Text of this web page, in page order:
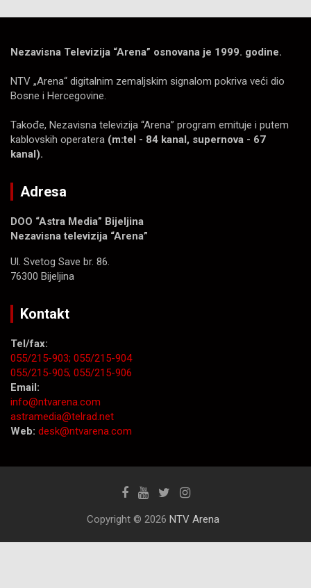
Nezavisna Televizija “Arena” osnovana je 1999. godine.
NTV „Arena“ digitalnim zemaljskim signalom pokriva veći dio
Bosne i Hercegovine.
Takođe, Nezavisna televizija “Arena” program emituje i putem
kablovskih operatera (m:tel - 84 kanal, supernova - 67
kanal).
Adresa
DOO “Astra Media” Bijeljina
Nezavisna televizija “Arena”
Ul. Svetog Save br. 86.
76300 Bijeljina
Kontakt
Tel/fax:
055/215-903; 055/215-904
055/215-905; 055/215-906
Email:
info@ntvarena.com
astramedia@telrad.net
Web: desk@ntvarena.com
Copyright © 2026 NTV Arena